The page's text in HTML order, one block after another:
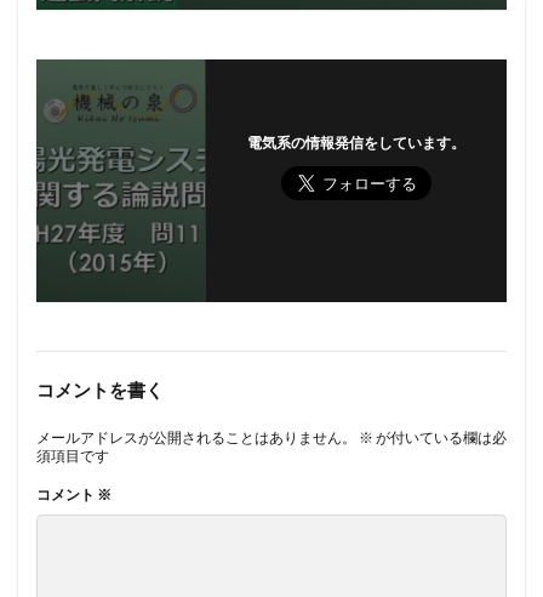
電気系の情報発信をしています。
コメントを書く
メールアドレスが公開されることはありません。 ※ が付いている欄は必
須項目です
コメント ※